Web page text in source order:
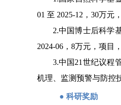
01 至 2025-12 ， 30万元
2.中国博士后科学
2024-06， 8万元，项目
3.中国21 世纪议程
机理、监测预警与防控
● 科研奖励